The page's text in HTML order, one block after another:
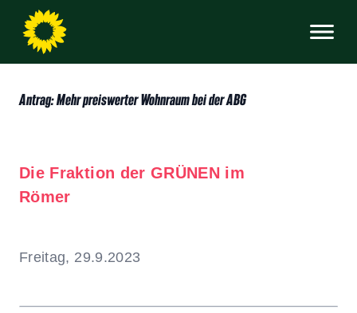
Antrag: Mehr preiswerter Wohnraum bei der ABG
Die Fraktion der GRÜNEN im
Römer
Freitag, 29.9.2023